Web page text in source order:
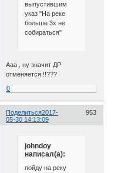
выпустившим
указ "На реке
больше 3х не
собираться"
Ааа , ну значит ДР
отменяется !!???
0
Поделиться 953
2017-
05-30 14:13:09
johndoy
написал(а):
пойду на реку